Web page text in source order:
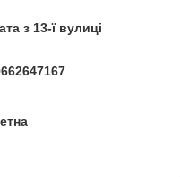
з 13-ї вулиці